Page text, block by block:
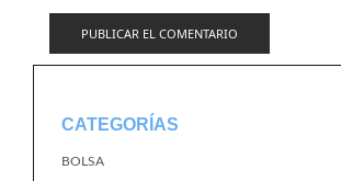
CATEGORÍAS
BOLSA